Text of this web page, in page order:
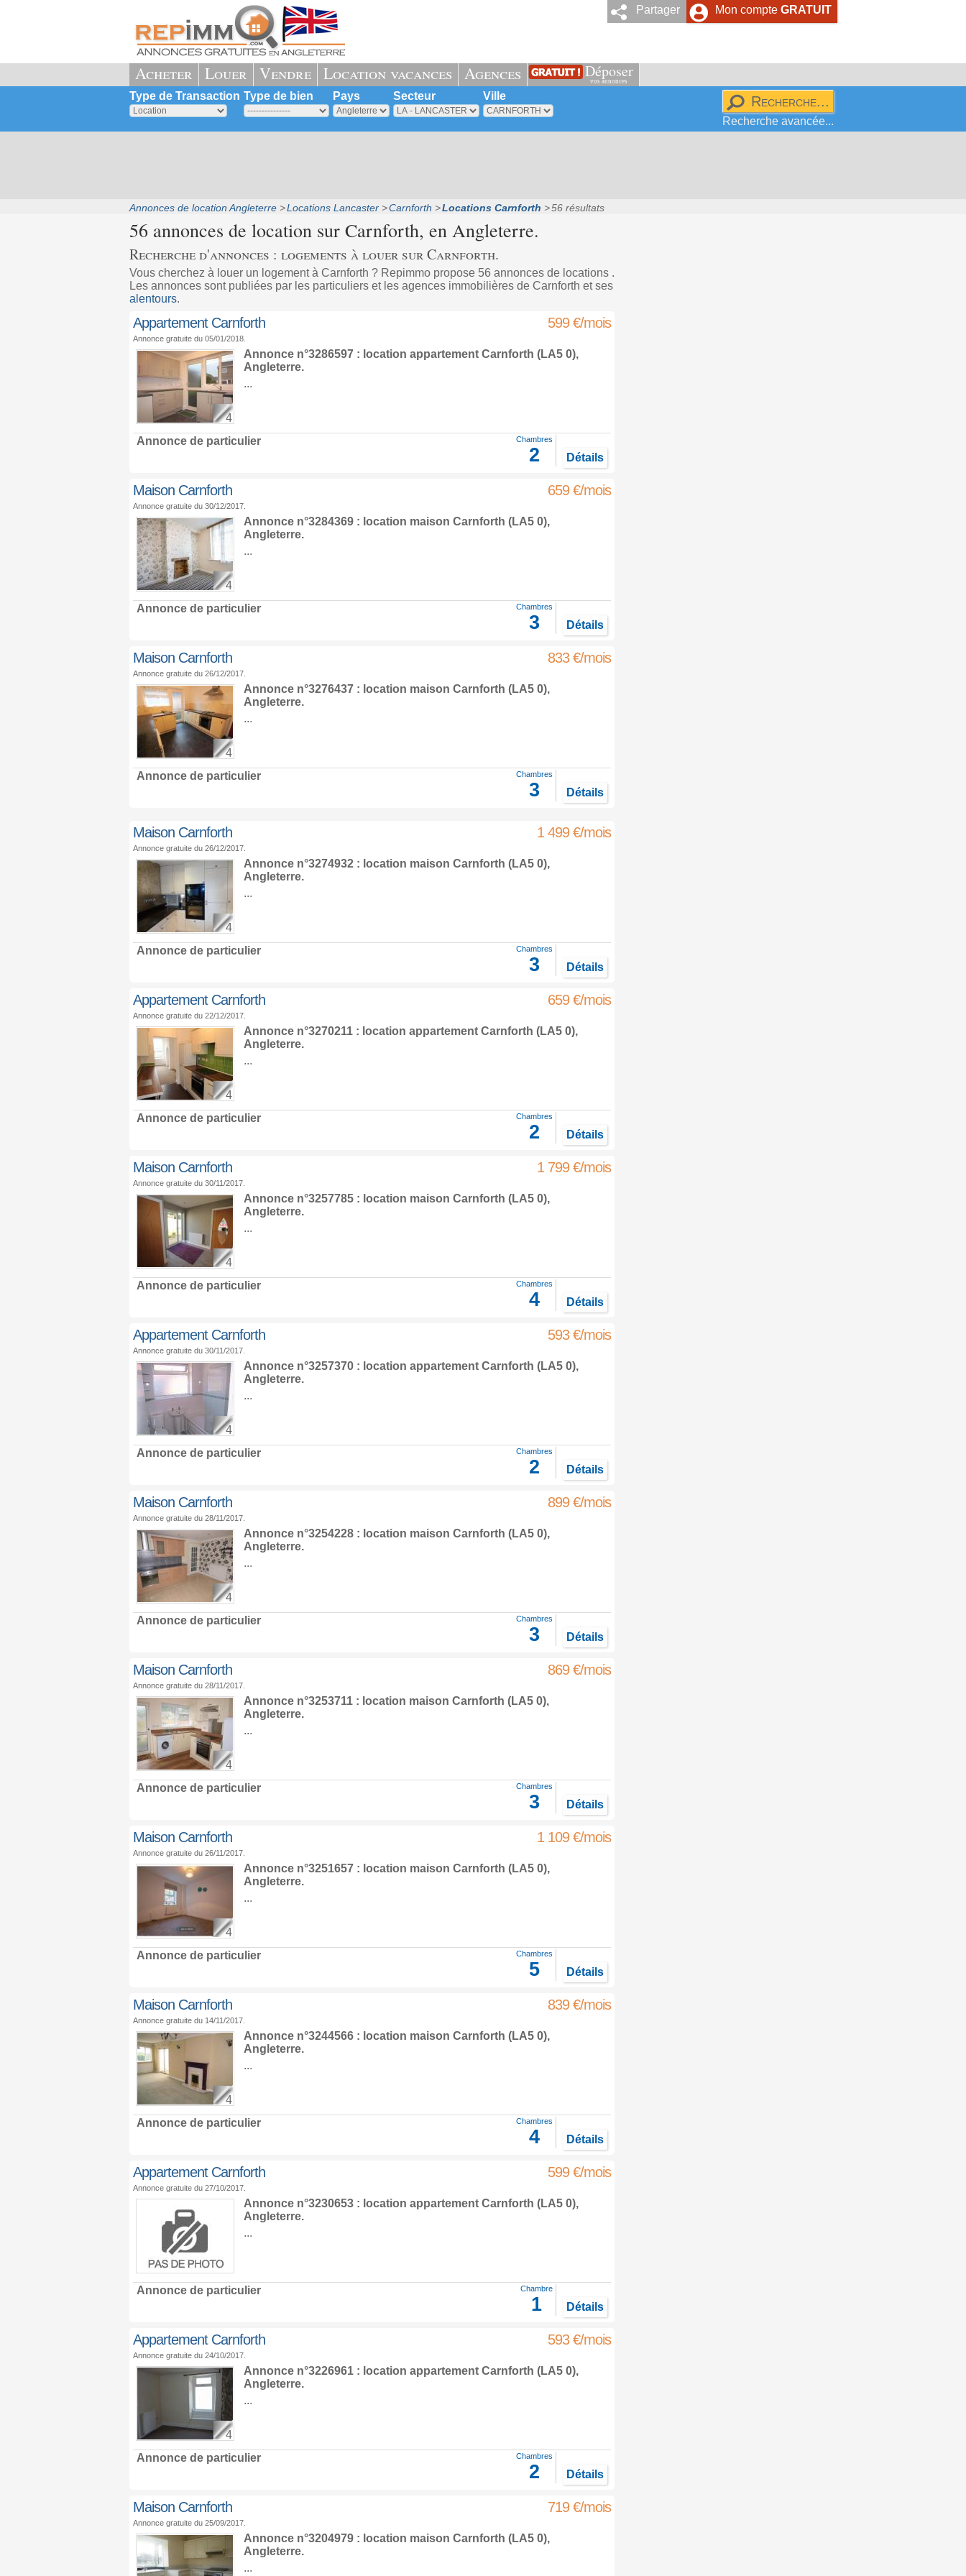
Mon compte GRATUIT
Partager
Acheter Louer Vendre Location vacances Agences Déposer
vos annonces
Type de Transaction Type de bien Pays Secteur Ville
Recherche avancée...
Annonces de location Angleterre Locations Lancaster Carnforth Locations Carnforth 56 résultats
56 annonces de location sur Carnforth, en Angleterre.
Recherche d'annonces : logements à louer sur Carnforth.
Vous cherchez à louer un logement à Carnforth ? Repimmo propose 56 annonces de locations .
Les annonces sont publiées par les particuliers et les agences immobilières de Carnforth et ses
alentours.
Appartement Carnforth 599 €/mois
Annonce gratuite du 05/01/2018.
4
Annonce n°3286597 : location appartement Carnforth (LA5 0),
Angleterre.
...
Annonce de particulier Chambres
2 Détails
Maison Carnforth 659 €/mois
Annonce gratuite du 30/12/2017.
4
Annonce n°3284369 : location maison Carnforth (LA5 0),
Angleterre.
...
Annonce de particulier Chambres
3 Détails
Maison Carnforth 833 €/mois
Annonce gratuite du 26/12/2017.
4
Annonce n°3276437 : location maison Carnforth (LA5 0),
Angleterre.
...
Annonce de particulier Chambres
3 Détails
Maison Carnforth 1 499 €/mois
Annonce gratuite du 26/12/2017.
4
Annonce n°3274932 : location maison Carnforth (LA5 0),
Angleterre.
...
Annonce de particulier Chambres
3 Détails
Appartement Carnforth 659 €/mois
Annonce gratuite du 22/12/2017.
4
Annonce n°3270211 : location appartement Carnforth (LA5 0),
Angleterre.
...
Annonce de particulier Chambres
2 Détails
Maison Carnforth 1 799 €/mois
Annonce gratuite du 30/11/2017.
4
Annonce n°3257785 : location maison Carnforth (LA5 0),
Angleterre.
...
Annonce de particulier Chambres
4 Détails
Appartement Carnforth 593 €/mois
Annonce gratuite du 30/11/2017.
4
Annonce n°3257370 : location appartement Carnforth (LA5 0),
Angleterre.
...
Annonce de particulier Chambres
2 Détails
Maison Carnforth 899 €/mois
Annonce gratuite du 28/11/2017.
4
Annonce n°3254228 : location maison Carnforth (LA5 0),
Angleterre.
...
Annonce de particulier Chambres
3 Détails
Maison Carnforth 869 €/mois
Annonce gratuite du 28/11/2017.
4
Annonce n°3253711 : location maison Carnforth (LA5 0),
Angleterre.
...
Annonce de particulier Chambres
3 Détails
Maison Carnforth 1 109 €/mois
Annonce gratuite du 26/11/2017.
4
Annonce n°3251657 : location maison Carnforth (LA5 0),
Angleterre.
...
Annonce de particulier Chambres
5 Détails
Maison Carnforth 839 €/mois
Annonce gratuite du 14/11/2017.
4
Annonce n°3244566 : location maison Carnforth (LA5 0),
Angleterre.
...
Annonce de particulier Chambres
4 Détails
Appartement Carnforth 599 €/mois
Annonce gratuite du 27/10/2017.
Annonce n°3230653 : location appartement Carnforth (LA5 0),
Angleterre.
...
Annonce de particulier Chambre
1 Détails
Appartement Carnforth 593 €/mois
Annonce gratuite du 24/10/2017.
4
Annonce n°3226961 : location appartement Carnforth (LA5 0),
Angleterre.
...
Annonce de particulier Chambres
2 Détails
Maison Carnforth 719 €/mois
Annonce gratuite du 25/09/2017.
Annonce n°3204979 : location maison Carnforth (LA5 0),
Angleterre.
...